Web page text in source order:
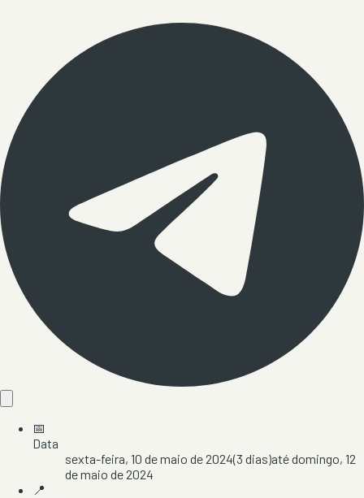
📅
Data
sexta-feira, 10 de maio de 2024(3 dias)atédomingo, 12
de maio de 2024
📍